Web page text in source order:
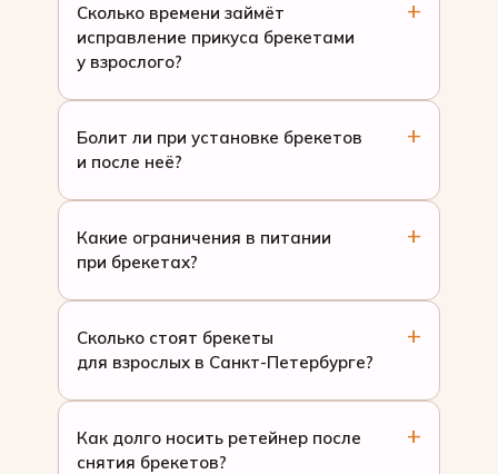
Сколько времени займёт
исправление прикуса брекетами
у взрослого?
Болит ли при установке брекетов
и после неё?
Какие ограничения в питании
при брекетах?
Сколько стоят брекеты
для взрослых в Санкт-Петербурге?
Как долго носить ретейнер после
снятия брекетов?